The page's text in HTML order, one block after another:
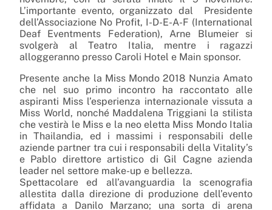
L’importante evento, organizzato dal
Presidente
dell’Associazione No Profit, I-D-E-A-F (International
Deaf Eventments Federation), Arne Blumeier si
svolgerà al Teatro Italia, mentre i ragazzi
alloggeranno presso Caroli Hotel e Main sponsor.
Presente anche la Miss Mondo 2018 Nunzia Amato
che nel suo primo incontro ha raccontato alle
aspiranti Miss l’esperienza internazionale vissuta a
Miss World, nonché Maddalena Triggiani la stilista
che vestirà le Miss e la neo eletta Miss Mondo Italia
in Thailandia, ed i massimi i responsabili delle
aziende partner tra cui i responsabili della Vitality’s
e Pablo direttore artistico di Gil Cagne azienda
leader nel settore make-up e bellezza.
Spettacolare ed all’avanguardia la scenografia
allestita dalla direzione di produzione dell’evento
affidata a Danilo Marzano; una sorta di arena